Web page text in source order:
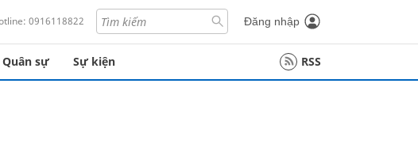
0916118822 Đăng nhập
Quân sự Sự kiện RSS